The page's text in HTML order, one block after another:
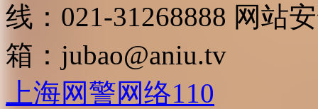
线：021-31268888 网站
箱： jubao@aniu.tv
上海网警网络110